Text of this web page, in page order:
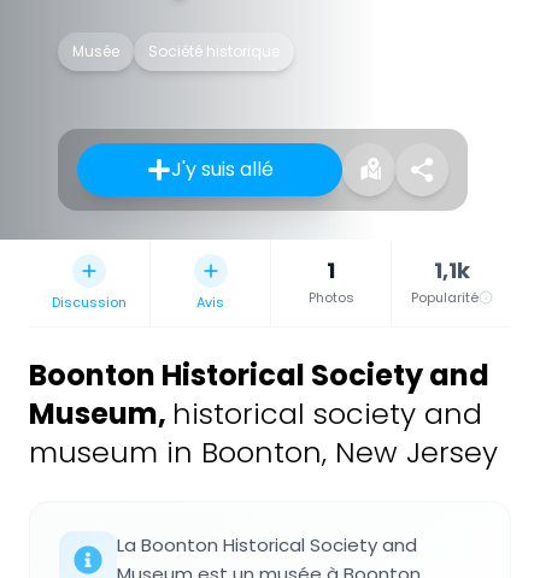
Musée Société historique
J'y suis allé
Discussion Avis
1
Photos
1,1k
Popularité
Boonton Historical Society and
Museum, historical society and
museum in Boonton, New Jersey
La Boonton Historical Society and